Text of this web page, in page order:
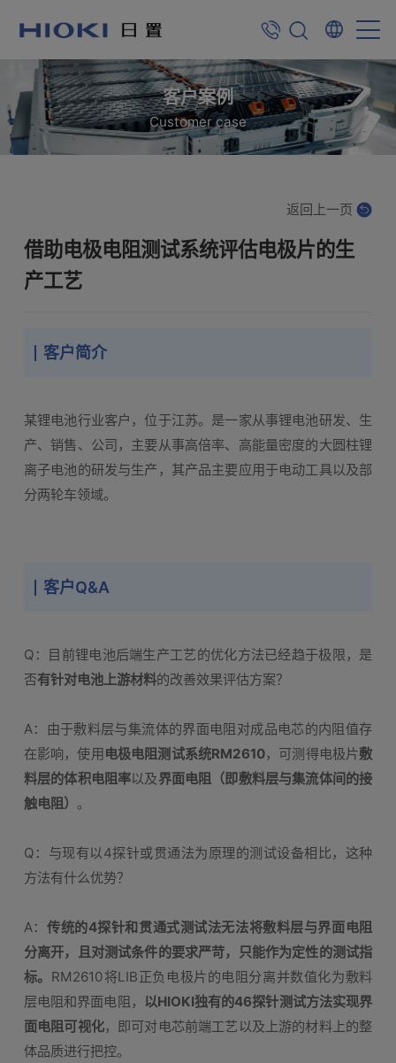
客户案例
Customer case
借助电极电阻测试系统评估电极片的生
产工艺
返回上一页
客户简介
某锂电池行业客户，位于江苏。是一家从事锂电池研发、生
产、销售、公司，主要从事高倍率、高能量密度的大圆柱锂
离子电池的研发与生产，其产品主要应用于电动工具以及部
分两轮车领域。
客户Q&A
Q：目前锂电池后端生产工艺的优化方法已经趋于极限，是
否有针对电池上游材料的改善效果评估方案？
A：由于敷料层与集流体的界面电阻对成品电芯的内阻值存
在影响，使用电极电阻测试系统RM2610，可测得电极片敷
料层的体积电阻率以及界面电阻（即敷料层与集流体间的接
触电阻） 。
Q：与现有以4探针或贯通法为原理的测试设备相比，这种
方法有什么优势？
A：传统的4探针和贯通式测试法无法将敷料层与界面电阻
分离开，且对测试条件的要求严苛，只能作为定性的测试指
标。 RM2610将LIB正负电极片的电阻分离并数值化为敷料
层电阻和界面电阻， 以HIOKI独有的46探针测试方法实现界
面电阻可视化，即可对电芯前端工艺以及上游的材料上的整
体品质进行把控。